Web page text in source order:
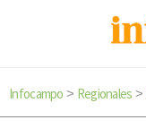
Infocampo > Regionales >